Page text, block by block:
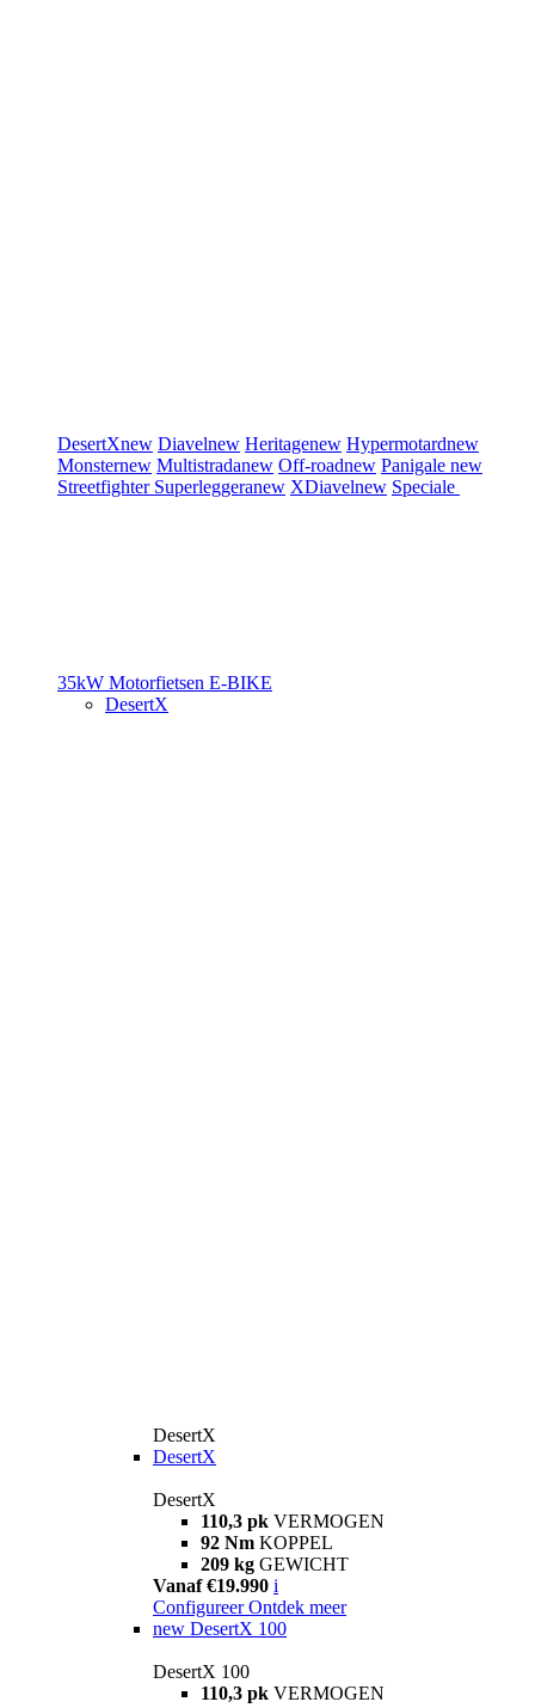
DesertXnew Diavelnew Heritagenew Hypermotardnew
Monsternew Multistradanew Off-roadnew Panigale new
Streetfighter Superleggeranew XDiavelnew Speciale
35kW Motorfietsen E-BIKE
DesertX
DesertX
DesertX
DesertX
110,3 pk VERMOGEN
92 Nm KOPPEL
209 kg GEWICHT
Vanaf €19.990 i
Configureer Ontdek meer
new DesertX 100
DesertX 100
110,3 pk VERMOGEN